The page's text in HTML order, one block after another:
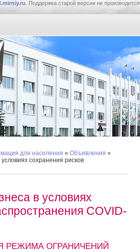
. Поддержка старой версии не производится.
для населения » Объявления »
сохранения рисков
в условиях
COVID-
РЕЖИМА ОГРАНИЧЕНИЙ